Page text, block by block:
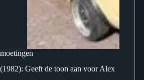
Geeft de toon aan voor Alex